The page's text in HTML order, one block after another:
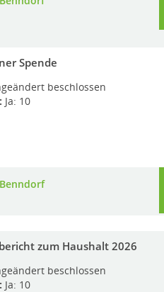
Spende
beschlossen
Ja: 10
zum Haushalt 2026
beschlossen
Ja: 10